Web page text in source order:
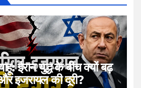
ईरान युद्ध के बीच क्यों बढ़
इजरायल की दूरी?